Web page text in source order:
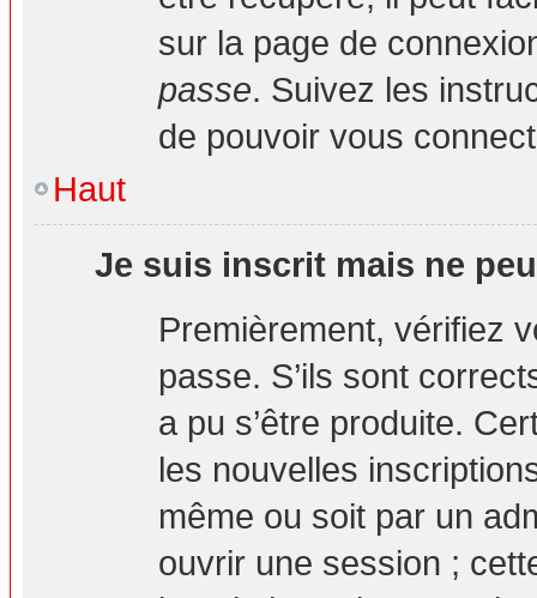
sur la page de
passe. Suivez les
de pouvoir vous
Haut
Je suis inscrit mais ne
Premièrement, vérifiez
passe. S’ils sont
a pu s’être produite.
les nouvelles
même ou soit par un
ouvrir une session ;